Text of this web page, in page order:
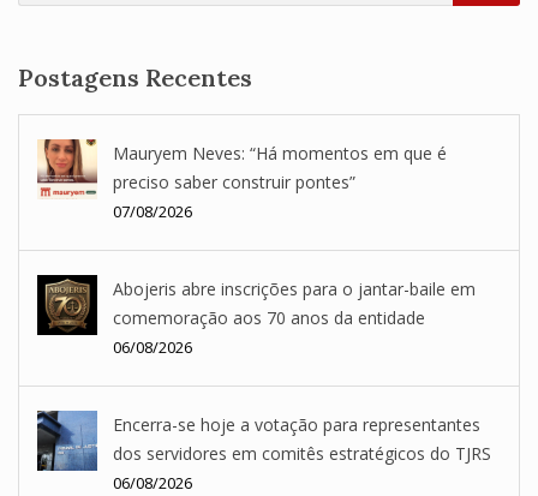
Postagens Recentes
Mauryem Neves: “Há momentos em que é
preciso saber construir pontes”
07/08/2026
Abojeris abre inscrições para o jantar-baile em
comemoração aos 70 anos da entidade
06/08/2026
Encerra-se hoje a votação para representantes
dos servidores em comitês estratégicos do TJRS
06/08/2026